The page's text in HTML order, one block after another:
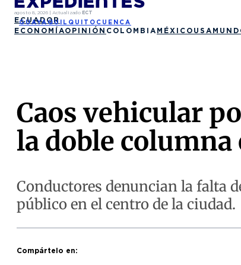
agosto 8, 2026 | Actualizado ECT
ECUADOR
GUAYAQUIL QUITO CUENCA
ECONOMÍAOPINIÓN COLOMBIA MÉXICO USA
Caos vehicular
la doble columna
Conductores denuncian la falta
público en el centro de la ciudad.
Compártelo en: